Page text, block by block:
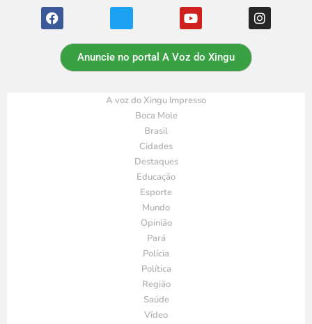
Anuncie no portal A Voz do Xingu
A voz do Xingu Impresso
Boca Mole
Brasil
Cidades
Destaques
Educação
Esporte
Mundo
Opinião
Pará
Polícia
Política
Região
Saúde
Vídeo